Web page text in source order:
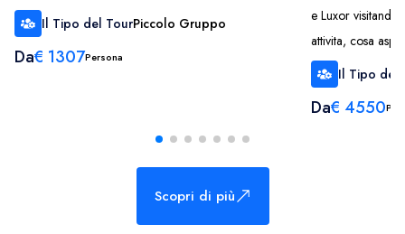
Il Tipo del TourPiccolo Gruppo
Da€ 1307Persona
e Luxor
attivita, cosa
Il Tipo del
Da€ 4550
Scopri di più